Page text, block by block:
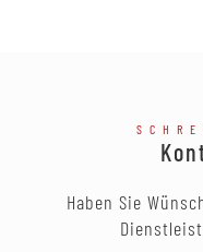
Haben Sie